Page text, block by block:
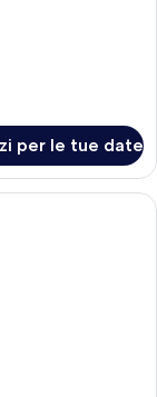
per le tue date
con un cuscino